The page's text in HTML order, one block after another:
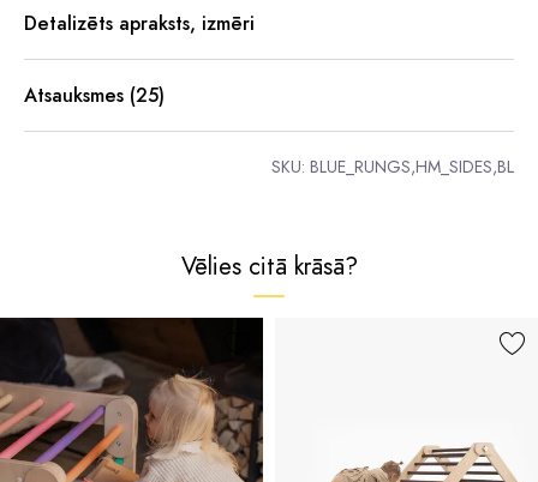
Detalizēts apraksts, izmēri
Atsauksmes (25)
SKU: BLUE_RUNGS,HM_SIDES,BL
Vēlies citā krāsā?